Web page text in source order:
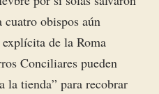
cuatro obispos aún
de la Roma
Conciliares pueden
la tienda” para recobrar